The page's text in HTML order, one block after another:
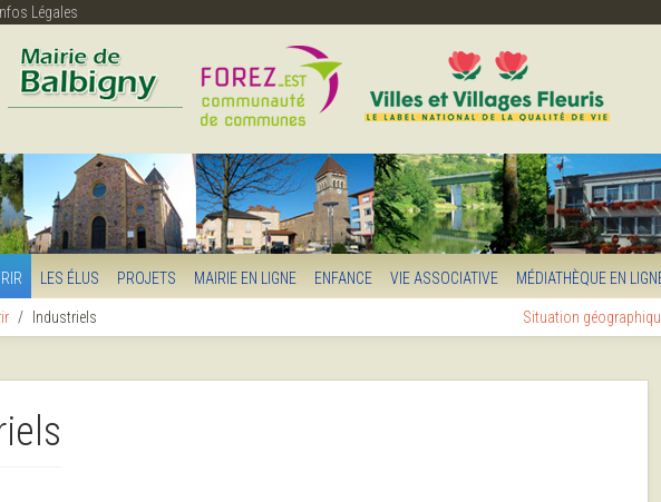
Infos Légales
LES ÉLUS PROJETS MAIRIE EN LIGNE ENFANCE VIE ASSOCIATIVE MÉDIATHÈQUE EN
Industriels Situation